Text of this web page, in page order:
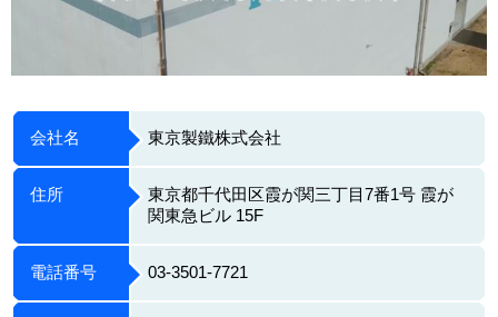
会社名 東京製鐵株式会社
住所
東京都千代田区霞が関三丁目7番1号 霞が
関東急ビル 15F
電話番号 03-3501-7721